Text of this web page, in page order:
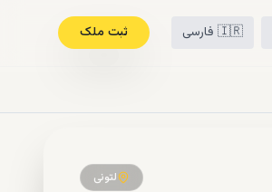
🇮🇷 فارسی ثبت ملک
لتونی